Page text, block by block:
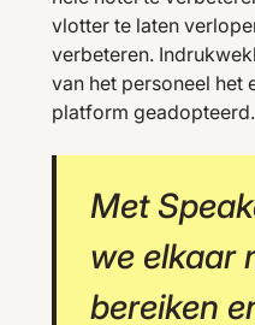
vlotter te laten
verbeteren.
van het personeel het
platform geadopteerd.
Met
we elkaar
bereiken